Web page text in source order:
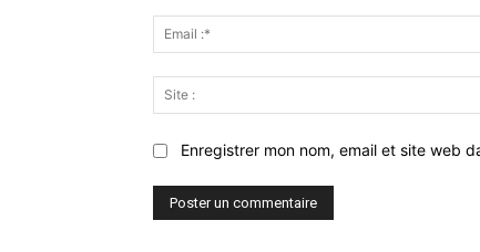
Enregistrer mon nom, email et site web